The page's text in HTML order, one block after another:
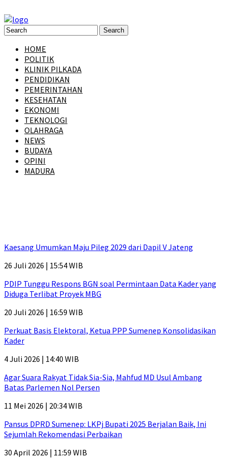
HOME
POLITIK
KLINIK PILKADA
PENDIDIKAN
PEMERINTAHAN
KESEHATAN
EKONOMI
TEKNOLOGI
OLAHRAGA
NEWS
BUDAYA
OPINI
MADURA
Kaesang Umumkan Maju Pileg 2029 dari Dapil V Jateng
26 Juli 2026 | 15:54 WIB
PDIP Tunggu Respons BGN soal Permintaan Data Kader yang
Diduga Terlibat Proyek MBG
20 Juli 2026 | 16:59 WIB
Perkuat Basis Elektoral, Ketua PPP Sumenep Konsolidasikan
Kader
4 Juli 2026 | 14:40 WIB
Agar Suara Rakyat Tidak Sia-Sia, Mahfud MD Usul Ambang
Batas Parlemen Nol Persen
11 Mei 2026 | 20:34 WIB
Pansus DPRD Sumenep: LKPj Bupati 2025 Berjalan Baik, Ini
Sejumlah Rekomendasi Perbaikan
30 April 2026 | 11:59 WIB